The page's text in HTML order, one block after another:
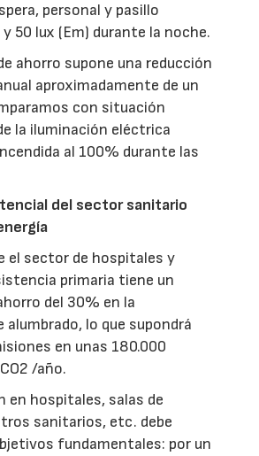
personal y pasillo
50 lux (Em) durante la noche.
ahorro supone una reducción
aproximadamente de un
con situación
la iluminación eléctrica
al 100% durante las
del sector sanitario
el sector de hospitales y
primaria tiene un
del 30% en la
lo que supondrá
en unas 180.000
/año.
en hospitales, salas de
sanitarios, etc. debe
fundamentales: por un